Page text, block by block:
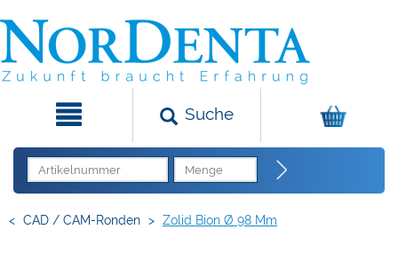
Suche
< CAD / CAM-Ronden > Zolid Bion Ø 98 Mm